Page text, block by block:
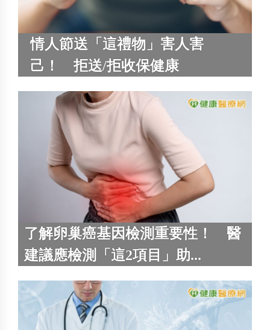
情人節送「這禮物」害人害
己！ 拒送/拒收保健康
了解卵巢癌基因檢測重要性！ 醫
建議應檢測「這2項目」助...